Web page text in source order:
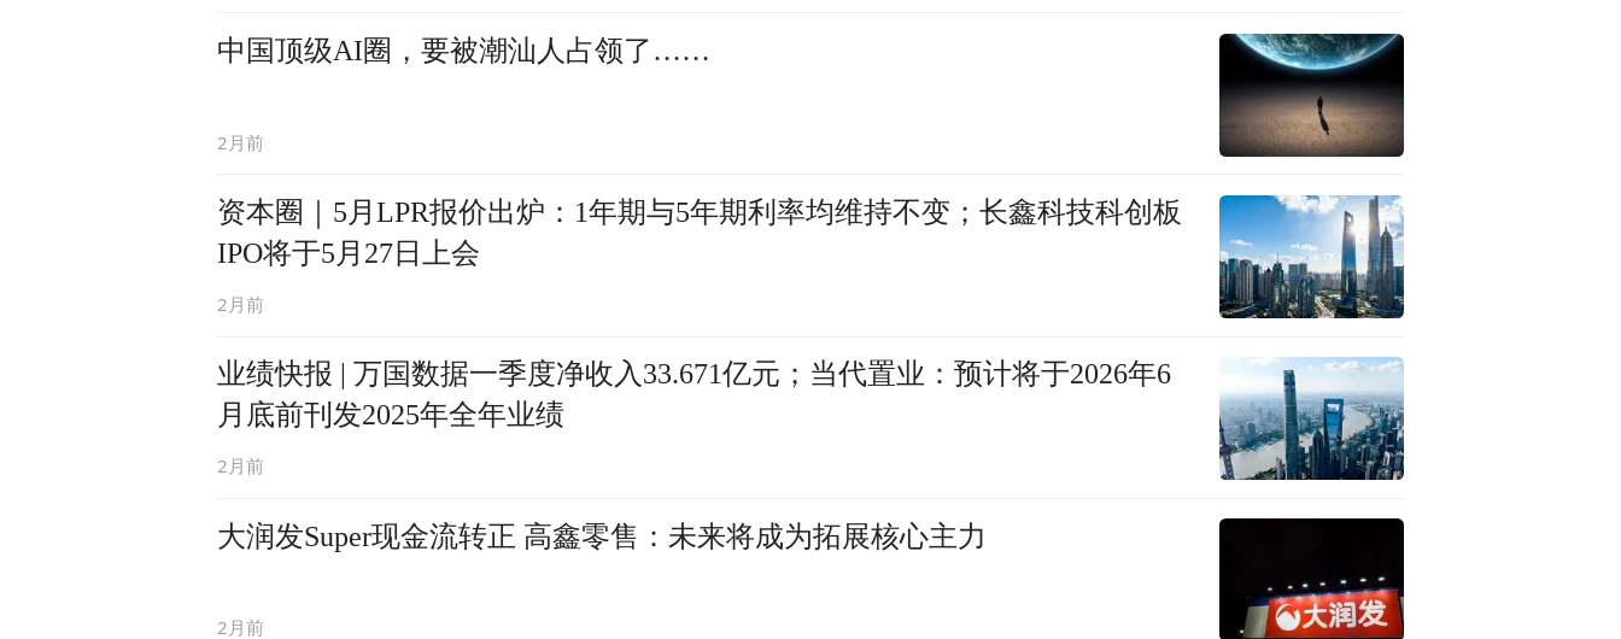
中国顶级AI圈，要被潮汕人占领了……
2月前
资本圈｜5月LPR报价出炉：1年期与5年期利率均维持不变；长鑫科技科创板
IPO将于5月27日上会
2月前
业绩快报 | 万国数据一季度净收入33.671亿元；当代置业：预计将于2026年6
月底前刊发2025年全年业绩
2月前
大润发Super现金流转正 高鑫零售：未来将成为拓展核心主力
2月前